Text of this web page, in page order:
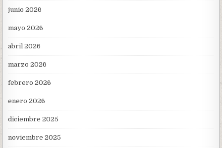
junio 2026
mayo 2026
abril 2026
marzo 2026
febrero 2026
enero 2026
diciembre 2025
noviembre 2025